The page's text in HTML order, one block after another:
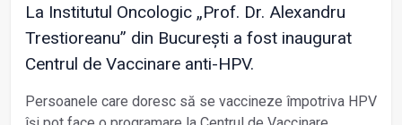
La Institutul Oncologic „Prof. Dr. Alexandru
Trestioreanu” din București a fost inaugurat
Centrul de Vaccinare anti-HPV.
Persoanele care doresc să se vaccineze împotriva HPV